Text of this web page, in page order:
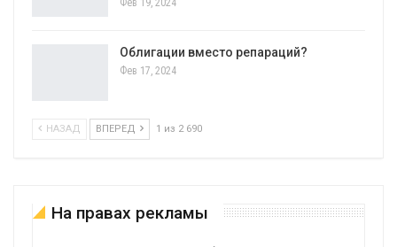
Фев 19, 2024
Облигации вместо репараций?
Фев 17, 2024
НАЗАД ВПЕРЕД 1 из 2 690
На правах рекламы